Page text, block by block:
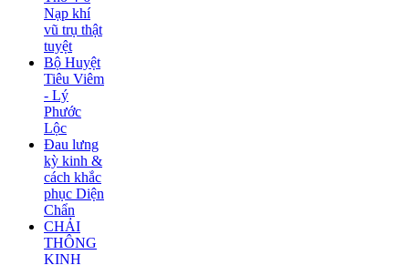
Nạp khí
vũ trụ thật
tuyệt
Bộ Huyệt
Tiêu Viêm
- Lý
Phước
Lộc
Đau lưng
kỳ kinh &
cách khắc
phục Diện
Chẩn
CHẢI
THÔNG
KINH